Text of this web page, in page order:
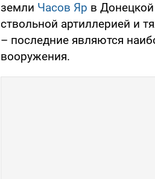
земли Часов Яр в
ствольной артиллерией и
– последние являются
вооружения.